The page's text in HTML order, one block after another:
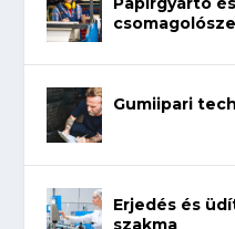
Gumiipari
Erjedés és
szakma